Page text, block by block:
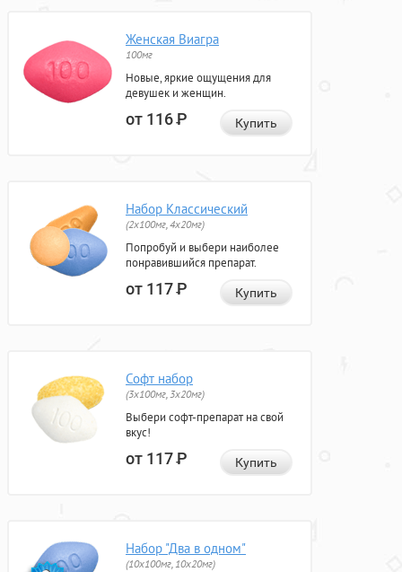
Женская Виагра
100мг
Новые, яркие ощущения для
девушек и женщин.
от 116Р Купить
Набор Классический
(2x100мг, 4x20мг)
Попробуй и выбери наиболее
понравившийся препарат.
от 117Р Купить
Софт набор
(3x100мг, 3x20мг)
Выбери софт-препарат на свой
вкус!
от 117Р Купить
Набор "Два в одном"
(10x100мг, 10x20мг)